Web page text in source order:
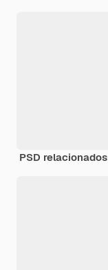
PSD relacionados